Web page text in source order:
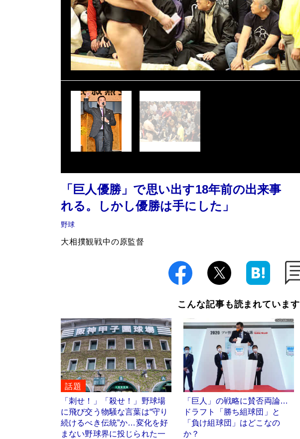
「巨人優勝」で思い出す18年前の出来事
れる。しかし優勝は手にした」
野球
大相撲観戦中の原監督
こんな記事も読まれています
話題
「刺せ！」「殺せ！」野球場
に飛び交う物騒な言葉は“守り
続けるべき伝統”か…変化を好
まない野球界に投じられた一
「巨人」の戦略に賛否両論…
ドラフト「勝ち組球団」と
「負け組球団」はどこなの
か？